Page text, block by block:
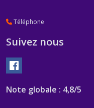
Téléphone
Suivez nous
Note globale : 4,8/5